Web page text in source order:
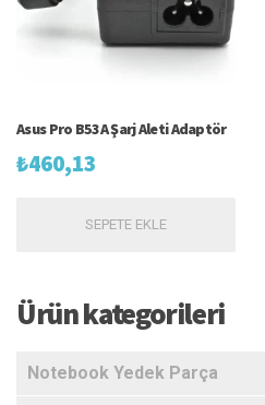
Asus Pro B53A Şarj Aleti Adaptör
₺460,13
SEPETE EKLE
Ürün kategorileri
Notebook Yedek Parça